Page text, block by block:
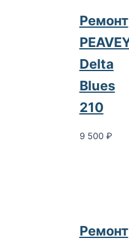
Ремонт
Delta
Blues
210
9 500 ₽
Ремонт